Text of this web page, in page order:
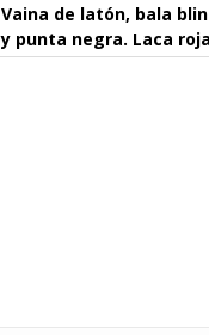
Vaina de latón, bala
y punta negra. Laca